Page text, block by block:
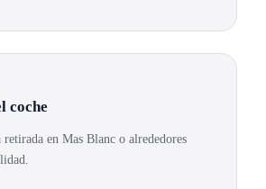
coche
en Mas Blanc o alrededores